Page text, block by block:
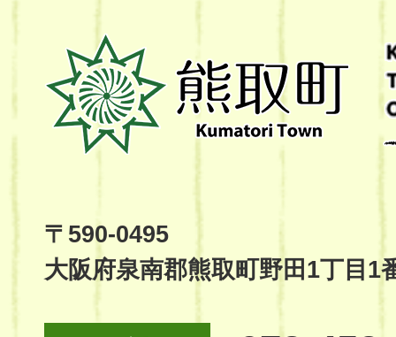
熊
取
町
Kumatori
Site
〒590-0495
大阪府泉南郡熊取町野田1丁目1